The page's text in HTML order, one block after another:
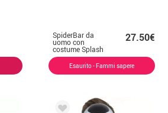
SpiderBar da
uomo con
costume Splash
Launcher
27.50€
Esaurito - Fammi sapere